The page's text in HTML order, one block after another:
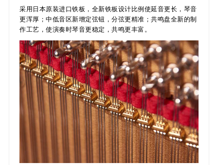
采用日本原装进口铁板，全新铁板设计比例使延音更长，琴音
更浑厚；中低音区新增定弦钮，分弦更精准；共鸣盘全新的制
作工艺，使演奏时琴音更稳定，共鸣更丰富。